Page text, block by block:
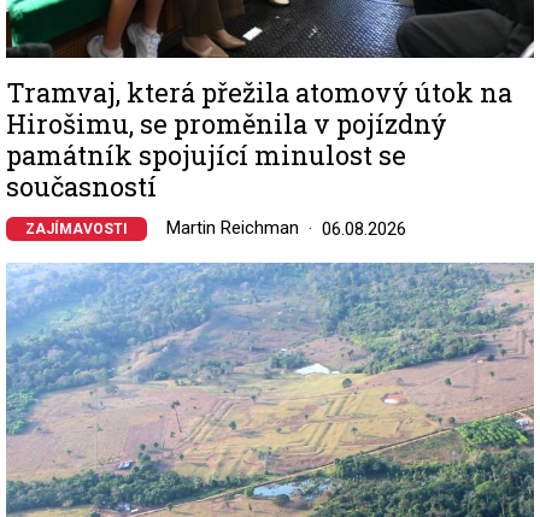
Tramvaj, která přežila atomový útok na
Hirošimu, se proměnila v pojízdný
památník spojující minulost se
současností
ZAJÍMAVOSTI Martin Reichman 06.08.2026
Image